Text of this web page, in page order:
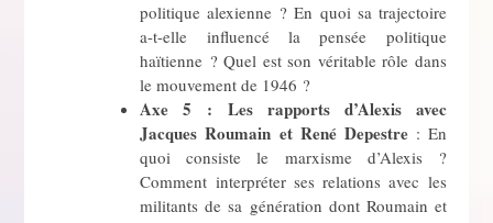
politique alexienne ? En quoi sa trajectoire
a-t-elle influencé la pensée politique
haïtienne ? Quel est son véritable rôle dans
le mouvement de 1946 ?
Axe 5 : Les rapports d’Alexis avec
Jacques Roumain et René Depestre: En
quoi consiste le marxisme d’Alexis ?
Comment interpréter ses relations avec les
militants de sa génération dont Roumain et